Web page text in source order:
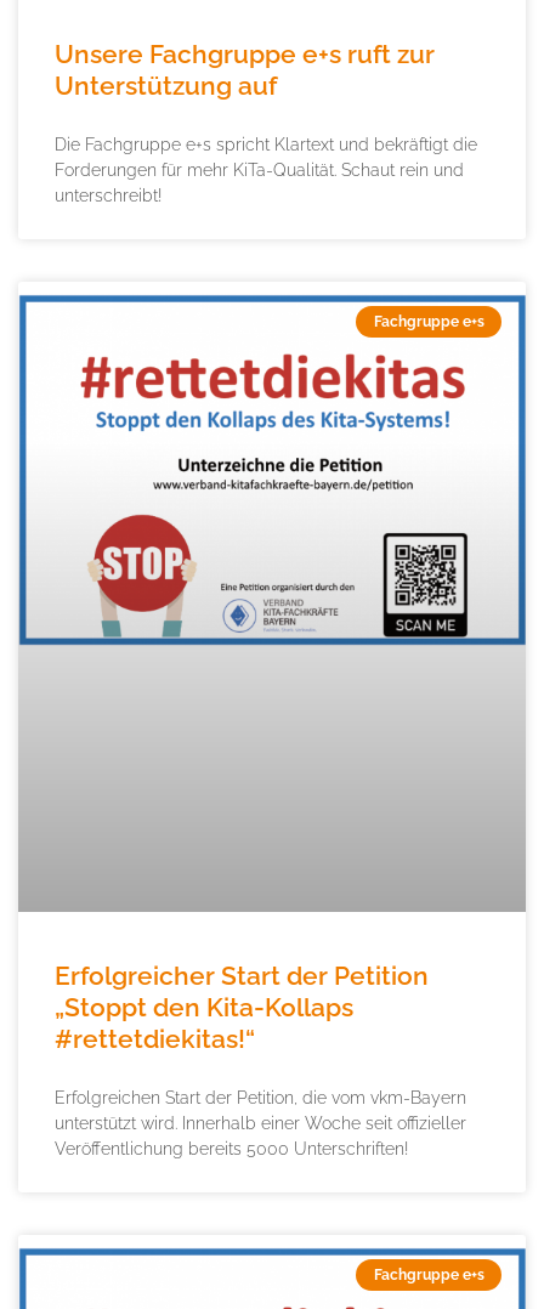
Unsere Fachgruppe e+s ruft zur
Unterstützung auf
Die Fachgruppe e+s spricht Klartext und bekräftigt die
Forderungen für mehr KiTa-Qualität. Schaut rein und
unterschreibt!
Fachgruppe e+s
Erfolgreicher Start der Petition
„Stoppt den Kita-Kollaps
#rettetdiekitas!“
Erfolgreichen Start der Petition, die vom vkm-Bayern
unterstützt wird. Innerhalb einer Woche seit offizieller
Veröffentlichung bereits 5000 Unterschriften!
Fachgruppe e+s